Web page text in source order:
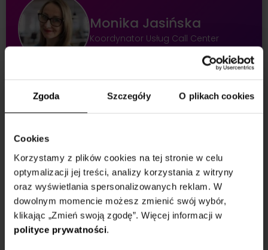
Zgoda Szczegóły O plikach cookies
Cookies
Korzystamy z plików cookies na tej stronie w celu
optymalizacji jej treści, analizy korzystania z witryny
oraz wyświetlania spersonalizowanych reklam. W
dowolnym momencie możesz zmienić swój wybór,
klikając „Zmień swoją zgodę”. Więcej informacji w
polityce prywatności.
Monika Jasińska
Koordynator Usług Call Center
O autorze
Od lat specjalizuje się w zarządzaniu i optymalizowaniu
centrów obsługi. Dzięki swojemu bogatemu
efektywnym zarządzaniu w call center oraz
zrozumieniu specyfiki branży medycznej, dzieli się
cennymi spostrzeżeniami na temat funkcjonowania i
znaczenia call center w nowoczesnej opiece
zdrowotnej.
Porozmawiajmy na LinkedIn